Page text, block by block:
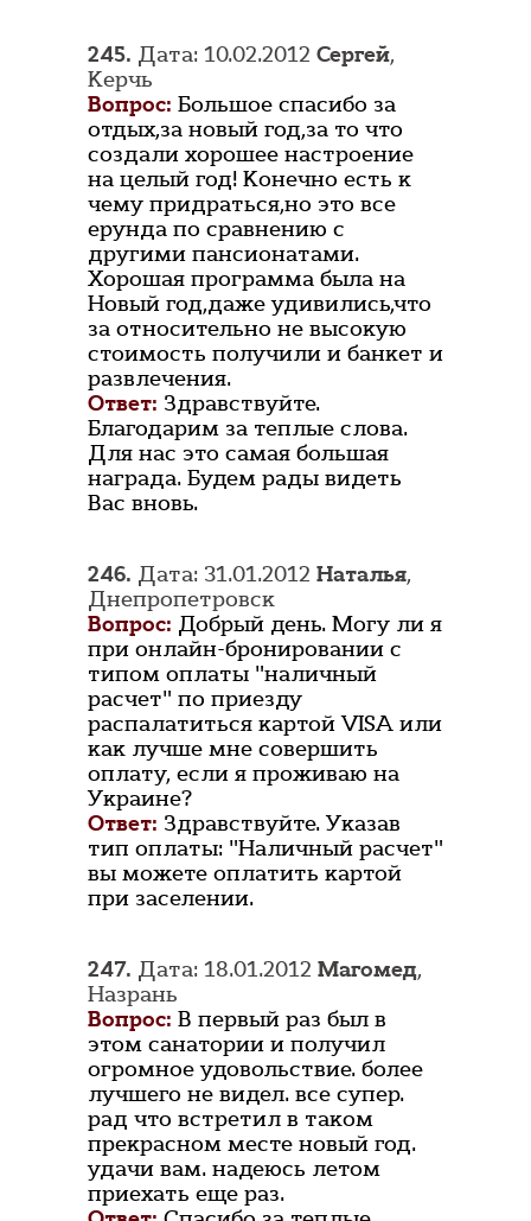
245. Дата: 10.02.2012 Сергей,
Керчь
Вопрос: Большое спасибо за
отдых,за новый год,за то что
создали хорошее настроение
на целый год! Конечно есть к
чему придраться,но это все
ерунда по сравнению с
другими пансионатами.
Хорошая программа была на
Новый год,даже удивились,что
за относительно не высокую
стоимость получили и банкет и
развлечения.
Ответ: Здравствуйте.
Благодарим за теплые слова.
Для нас это самая большая
награда. Будем рады видеть
Вас вновь.
246. Дата: 31.01.2012 Наталья,
Днепропетровск
Вопрос: Добрый день. Могу ли я
при онлайн-бронировании с
типом оплаты "наличный
расчет" по приезду
распалатиться картой VISA или
как лучше мне совершить
оплату, если я проживаю на
Украине?
Ответ: Здравствуйте. Указав
тип оплаты: "Наличный расчет"
вы можете оплатить картой
при заселении.
247. Дата: 18.01.2012 Магомед,
Назрань
Вопрос: В первый раз был в
этом санатории и получил
огромное удовольствие. более
лучшего не видел. все супер.
рад что встретил в таком
прекрасном месте новый год.
удачи вам. надеюсь летом
приехать еще раз.